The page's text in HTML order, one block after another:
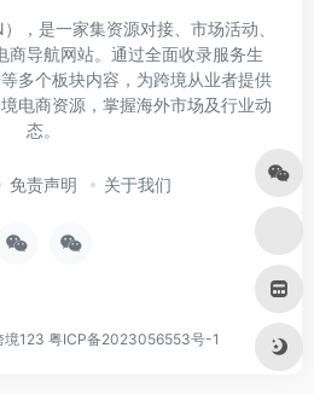
，是一家集资源对接、市场活动、
商导航网站。通过全面收录服务生
多个板块内容，为跨境从业者提供
电商资源，掌握海外市场及行业动
态。
免责声明 关于我们
境123 粤ICP备2023056553号-1